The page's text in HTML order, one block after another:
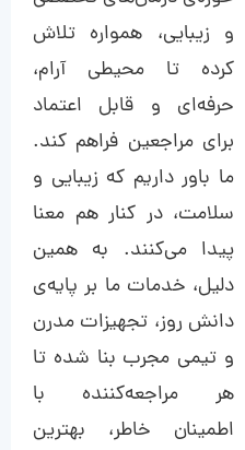
و زیبایی، همواره تلاش
کرده تا محیطی آرام،
حرفه‌ای و قابل اعتماد
برای مراجعین فراهم کند.
ما باور داریم که زیبایی و
سلامت، در کنار هم معنا
پیدا می‌کنند. به همین
دلیل، خدمات ما بر پایه‌ی
دانش روز، تجهیزات مدرن
و تیمی مجرب بنا شده تا
هر مراجعه‌کننده با
اطمینان خاطر، بهترین